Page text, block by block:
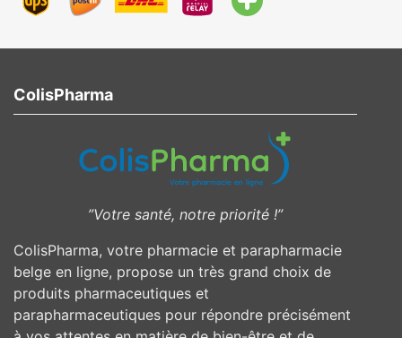
ColisPharma
”Votre santé, notre priorité !”
ColisPharma, votre pharmacie et parapharmacie
belge en ligne, propose un très grand choix de
produits pharmaceutiques et
parapharmaceutiques pour répondre précisément